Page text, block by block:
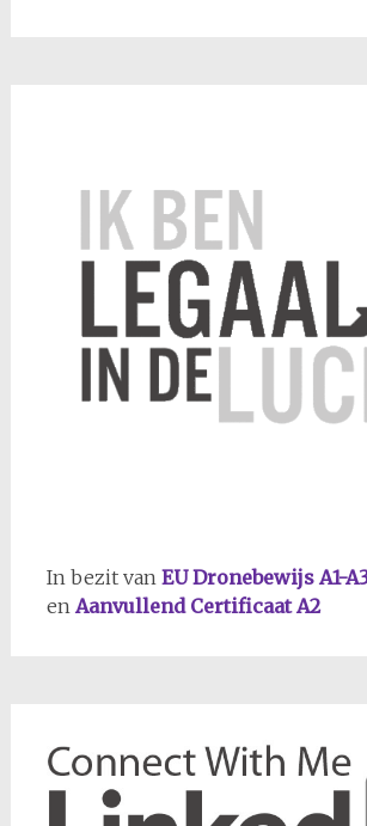
In bezit van EU Dronebewijs A1-
en Aanvullend Certificaat A2